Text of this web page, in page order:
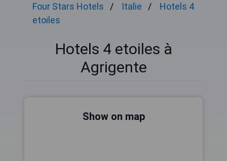
Four Stars Hotels Italie
Hotels 4
etoiles
Hotels 4 etoiles à
Agrigente
Show on map